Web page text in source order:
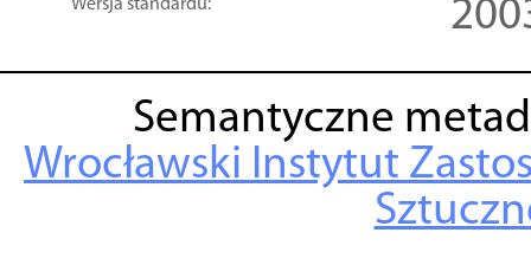
Wersja standardu:
Semantyczne
Wrocławski Instytut